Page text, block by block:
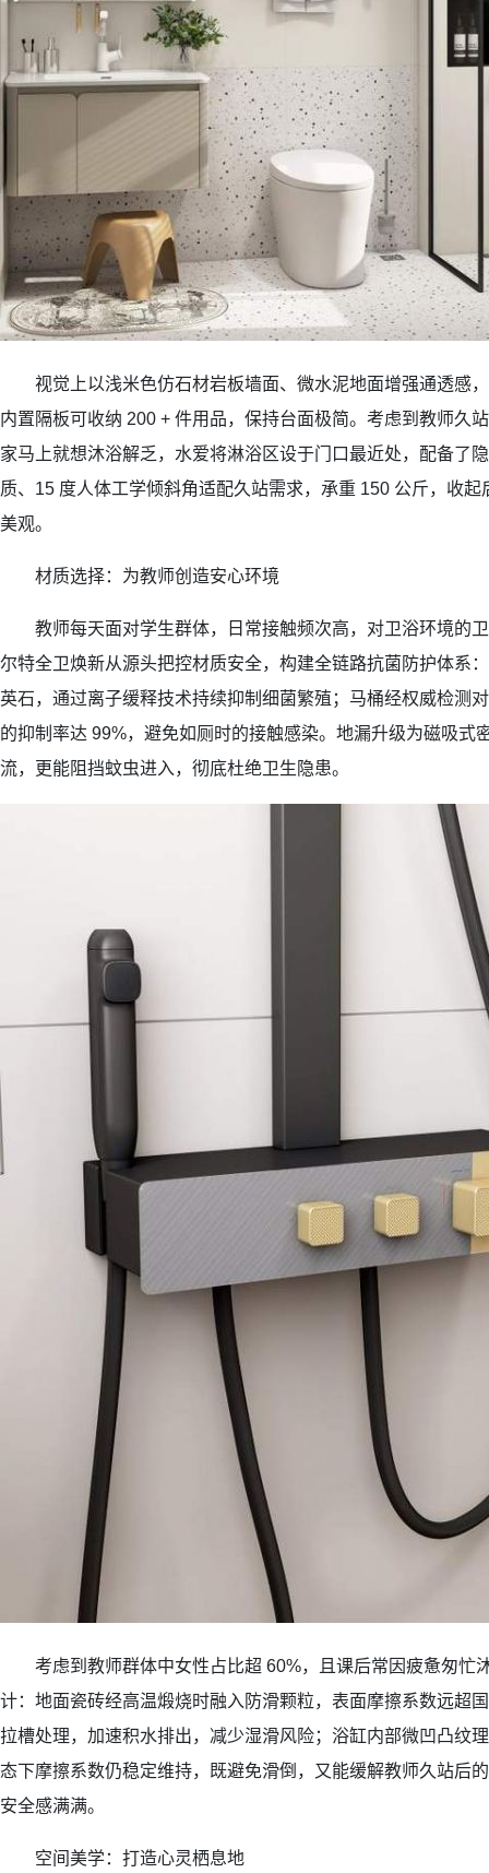
视觉上以浅米色仿石材岩板墙面、微水泥地面增强通透感，
内置隔板可收纳 200 + 件用品，保持台面极简。考虑到教师久
家马上就想沐浴解乏，水爱将淋浴区设于门口最近处，配备
质、15 度人体工学倾斜角适配久站需求，承重 150 公斤，收
美观。
材质选择：为教师创造安心环境
教师每天面对学生群体，日常接触频次高，对卫浴环境的卫
尔特全卫焕新从源头把控材质安全，构建全链路抗菌防护体系
英石，通过离子缓释技术持续抑制细菌繁殖；马桶经权威检测
的抑制率达 99%，避免如厕时的接触感染。地漏升级为磁吸式
流，更能阻挡蚊虫进入，彻底杜绝卫生隐患。
考虑到教师群体中女性占比超 60%，且课后常因疲惫匆忙
计：地面瓷砖经高温煅烧时融入防滑颗粒，表面摩擦系数远超
拉槽处理，加速积水排出，减少湿滑风险；浴缸内部微凹凸纹
态下摩擦系数仍稳定维持，既避免滑倒，又能缓解教师久站后
安全感满满。
空间美学：打造心灵栖息地